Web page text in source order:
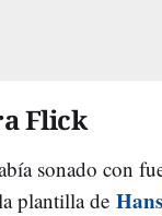
Flick
sonado con
plantilla de